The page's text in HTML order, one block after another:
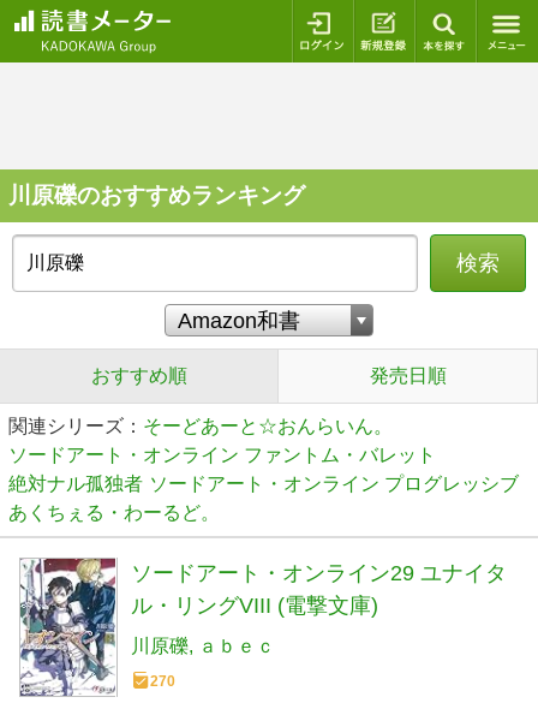
ログイン 新規登録
川原礫のおすすめランキング
検索
おすすめ順 発売日順
関連シリーズ： そーどあーと☆おんらいん。
ソードアート・オンライン ファントム・バレット
絶対ナル孤独者 ソードアート・オンライン プログレッシブ
あくちぇる・わーるど。
ソードアート・オンライン29 ユナイタ
ル・リングVIII (電撃文庫)
川原礫 ａｂｅｃ
270